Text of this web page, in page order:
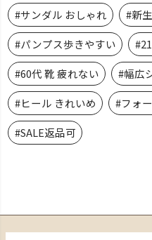
#サンダル おしゃれ #新
#パンプス歩きやすい
#60代 靴 疲れない #幅広
#ヒール きれいめ #フォ
#SALE返品可